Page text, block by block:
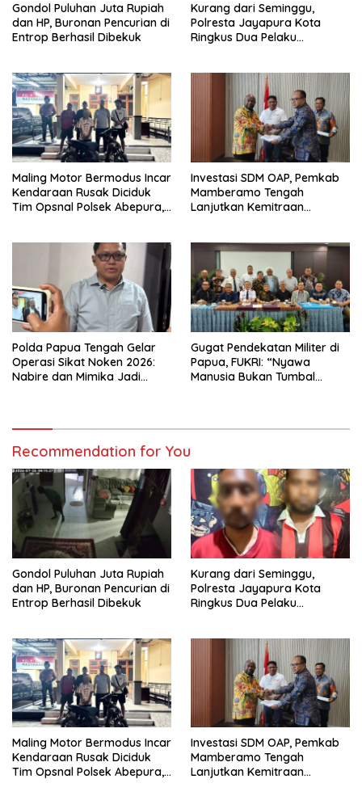
Gondol Puluhan Juta Rupiah
dan HP, Buronan Pencurian di
Entrop Berhasil Dibekuk
Kurang dari Seminggu,
Polresta Jayapura Kota
Ringkus Dua Pelaku
Maling Motor Bermodus Incar
Kendaraan Rusak Diciduk
Tim Opsnal Polsek Abepura,
Investasi SDM OAP, Pemkab
Mamberamo Tengah
Lanjutkan Kemitraan
Polda Papua Tengah Gelar
Operasi Sikat Noken 2026:
Nabire dan Mimika Jadi
Gugat Pendekatan Militer di
Papua, FUKRI: “Nyawa
Manusia Bukan Tumbal
Recommendation for You
Gondol Puluhan Juta Rupiah
dan HP, Buronan Pencurian di
Entrop Berhasil Dibekuk
Kurang dari Seminggu,
Polresta Jayapura Kota
Ringkus Dua Pelaku
Maling Motor Bermodus Incar
Kendaraan Rusak Diciduk
Tim Opsnal Polsek Abepura,
Investasi SDM OAP, Pemkab
Mamberamo Tengah
Lanjutkan Kemitraan